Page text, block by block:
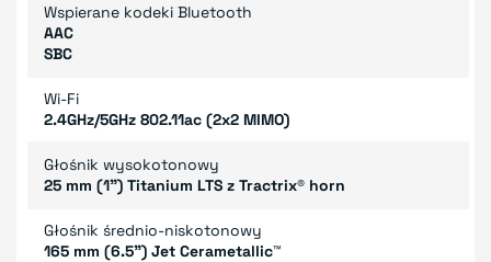
Wspierane kodeki Bluetooth
AAC
SBC
Wi-Fi
2.4GHz/5GHz 802.11ac (2x2 MIMO)
Głośnik wysokotonowy
25 mm (1”) Titanium LTS z Tractrix® horn
Głośnik średnio-niskotonowy
165 mm (6.5") Jet Cerametallic™